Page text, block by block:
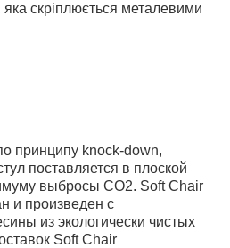
скріплюється металевими
принципу knock-down,
поставляется в плоской
выбросы CO2. Soft Chair
и произведен с
из экологически чистых
Soft Chair